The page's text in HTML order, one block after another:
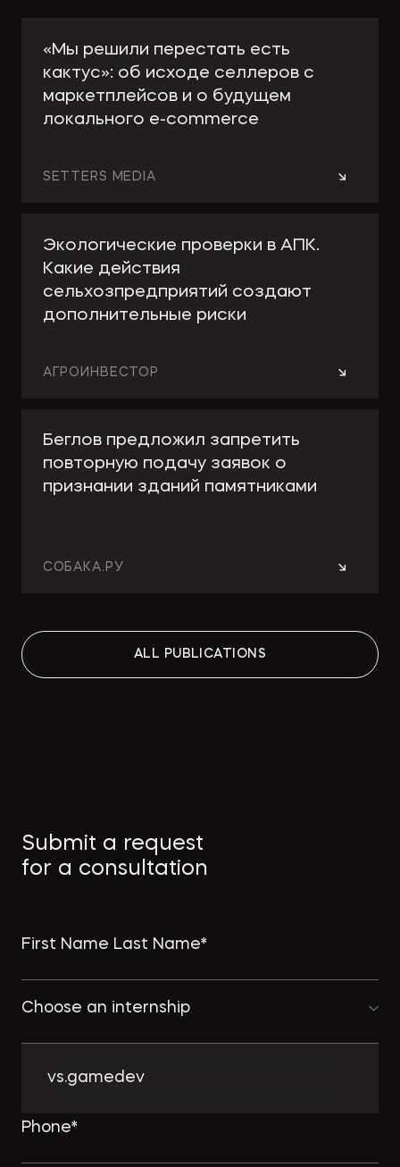
ALL PUBLICATIONS
«Мы решили перестать есть
кактус»: об исходе селлеров с
маркетплейсов и о будущем
локального e-сommerce
→
SETTERS MEDIA
Экологические проверки в АПК.
Какие действия
сельхозпредприятий создают
дополнительные риски
→
АГРОИНВЕСТОР
Беглов предложил запретить
повторную подачу заявок о
признании зданий памятниками
→
СОБАКА.РУ
Работа над ошибками: какие
изменения принесут поправки в
КРТ для девелоперов и
Как защитить интеллектуальную
собственность в странах MENA
Минстрой совершенствует
Submit a request
for a consultation
Choose an internship
vs.gamedev